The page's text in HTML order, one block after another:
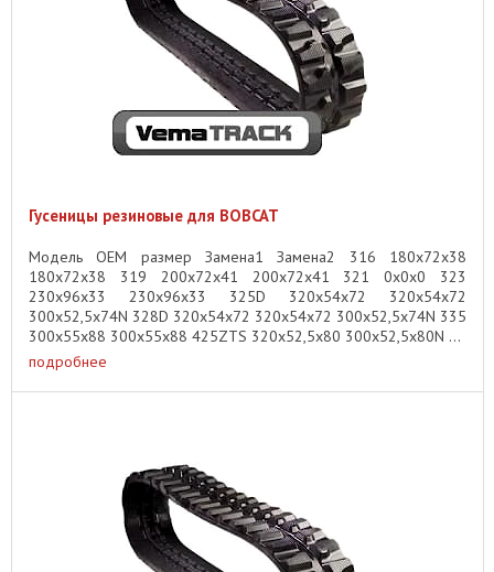
Гусеницы резиновые для BOBCAT
Модель OEM размер Замена1 Замена2 316 180x72x38
180x72x38 319 200x72x41 200x72x41 321 0x0x0 323
230x96x33 230x96x33 325D 320x54x72 320x54x72
300x52,5x74N 328D 320x54x72 320x54x72 300x52,5x74N 335
300x55x88 300x55x88 425ZTS 320x52,5x80 300x52,5x80N ...
подробнее